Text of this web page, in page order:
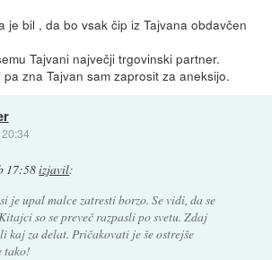
je bil , da bo vsak čip iz Tajvana obdavčen
Tajvani največji trgovinski partner.
zna Tajvan sam zaprosit za aneksijo.
17:58izjavil:
je upal malce zatresti borzo. Se vidi, da se
so se preveč razpasli po svetu. Zdaj
kaj za delat. Pričakovati je še ostrejše
tako!